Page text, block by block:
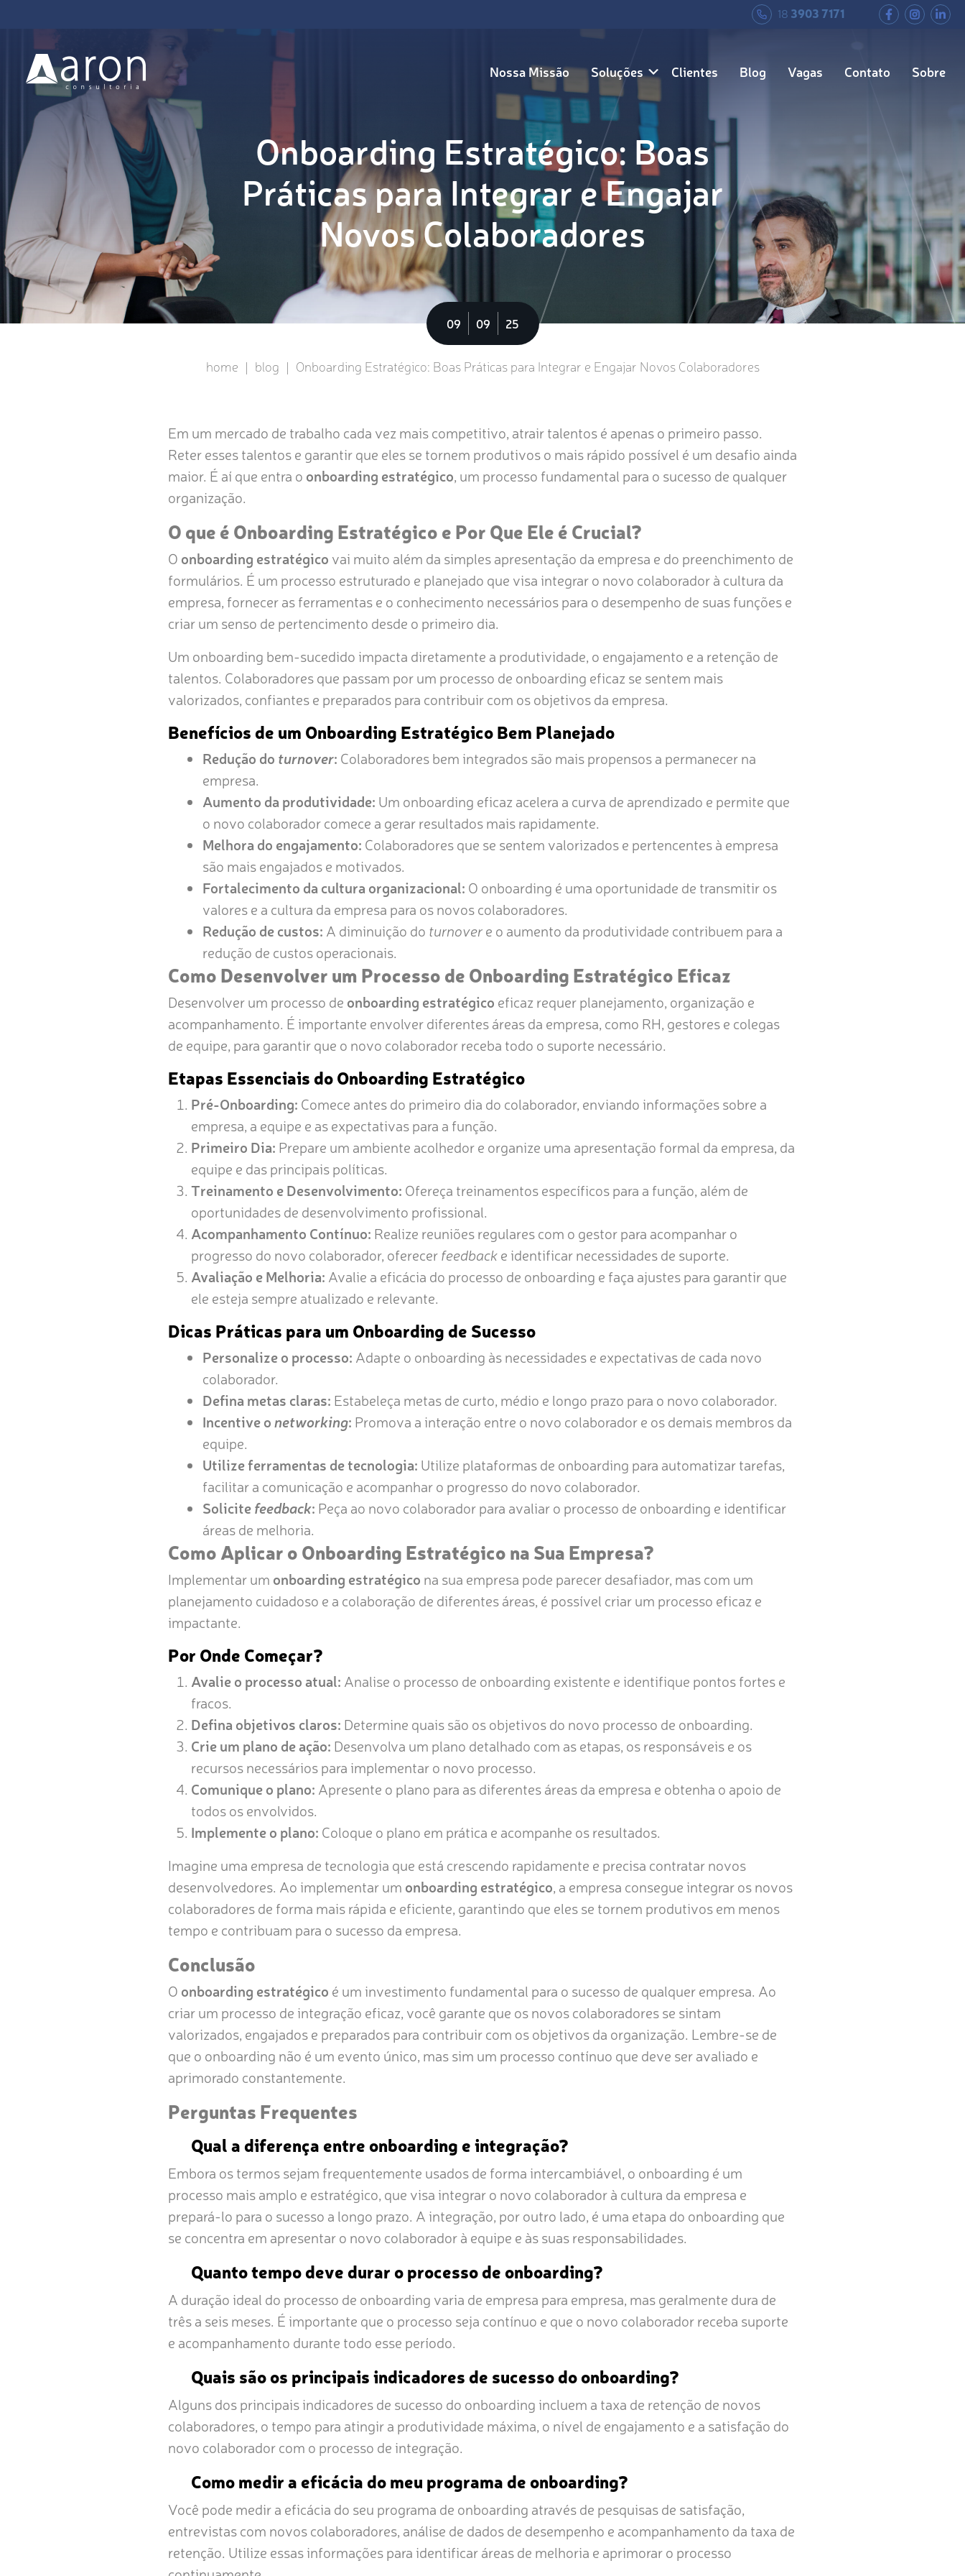
18 3903 7171
Nossa Missão Soluções Clientes Blog Vagas Contato Sobre
Onboarding Estratégico: Boas
Práticas para Integrar e Engajar
Novos Colaboradores
09 09 25
home | blog | Onboarding Estratégico: Boas Práticas para Integrar e Engajar Novos Colaboradores
Em um mercado de trabalho cada vez mais competitivo, atrair talentos é apenas o primeiro passo.
Reter esses talentos e garantir que eles se tornem produtivos o mais rápido possível é um desafio ainda
maior. É aí que entra o onboarding estratégico, um processo fundamental para o sucesso de qualquer
organização.
O que é Onboarding Estratégico e Por Que Ele é Crucial?
O onboarding estratégico vai muito além da simples apresentação da empresa e do preenchimento de
formulários. É um processo estruturado e planejado que visa integrar o novo colaborador à cultura da
empresa, fornecer as ferramentas e o conhecimento necessários para o desempenho de suas funções e
criar um senso de pertencimento desde o primeiro dia.
Um onboarding bem-sucedido impacta diretamente a produtividade, o engajamento e a retenção de
talentos. Colaboradores que passam por um processo de onboarding eficaz se sentem mais
valorizados, confiantes e preparados para contribuir com os objetivos da empresa.
Benefícios de um Onboarding Estratégico Bem Planejado
Redução do turnover: Colaboradores bem integrados são mais propensos a permanecer na
empresa.
Aumento da produtividade: Um onboarding eficaz acelera a curva de aprendizado e permite que
o novo colaborador comece a gerar resultados mais rapidamente.
Melhora do engajamento: Colaboradores que se sentem valorizados e pertencentes à empresa
são mais engajados e motivados.
Fortalecimento da cultura organizacional: O onboarding é uma oportunidade de transmitir os
valores e a cultura da empresa para os novos colaboradores.
Redução de custos: A diminuição do turnovere o aumento da produtividade contribuem para a
redução de custos operacionais.
Como Desenvolver um Processo de Onboarding Estratégico Eficaz
Desenvolver um processo de onboarding estratégico eficaz requer planejamento, organização e
acompanhamento. É importante envolver diferentes áreas da empresa, como RH, gestores e colegas
de equipe, para garantir que o novo colaborador receba todo o suporte necessário.
Etapas Essenciais do Onboarding Estratégico
Pré-Onboarding: Comece antes do primeiro dia do colaborador, enviando informações sobre a
empresa, a equipe e as expectativas para a função.
Primeiro Dia: Prepare um ambiente acolhedor e organize uma apresentação formal da empresa, da
equipe e das principais políticas.
Treinamento e Desenvolvimento: Ofereça treinamentos específicos para a função, além de
oportunidades de desenvolvimento profissional.
Acompanhamento Contínuo: Realize reuniões regulares com o gestor para acompanhar o
progresso do novo colaborador, oferecerfeedbacke identificar necessidades de suporte.
Avaliação e Melhoria: Avalie a eficácia do processo de onboarding e faça ajustes para garantir que
ele esteja sempre atualizado e relevante.
Dicas Práticas para um Onboarding de Sucesso
Personalize o processo: Adapte o onboarding às necessidades e expectativas de cada novo
colaborador.
Defina metas claras: Estabeleça metas de curto, médio e longo prazo para o novo colaborador.
Incentive onetworking: Promova a interação entre o novo colaborador e os demais membros da
equipe.
Utilize ferramentas de tecnologia: Utilize plataformas de onboarding para automatizar tarefas,
facilitar a comunicação e acompanhar o progresso do novo colaborador.
Solicitefeedback: Peça ao novo colaborador para avaliar o processo de onboarding e identificar
áreas de melhoria.
Como Aplicar o Onboarding Estratégico na Sua Empresa?
Implementar um onboarding estratégico na sua empresa pode parecer desafiador, mas com um
planejamento cuidadoso e a colaboração de diferentes áreas, é possível criar um processo eficaz e
impactante.
Por Onde Começar?
Avalie o processo atual: Analise o processo de onboarding existente e identifique pontos fortes e
fracos.
Defina objetivos claros: Determine quais são os objetivos do novo processo de onboarding.
Crie um plano de ação: Desenvolva um plano detalhado com as etapas, os responsáveis e os
recursos necessários para implementar o novo processo.
Comunique o plano: Apresente o plano para as diferentes áreas da empresa e obtenha o apoio de
todos os envolvidos.
Implemente o plano: Coloque o plano em prática e acompanhe os resultados.
Imagine uma empresa de tecnologia que está crescendo rapidamente e precisa contratar novos
desenvolvedores. Ao implementar um onboarding estratégico, a empresa consegue integrar os novos
colaboradores de forma mais rápida e eficiente, garantindo que eles se tornem produtivos em menos
tempo e contribuam para o sucesso da empresa.
Conclusão
O onboarding estratégico é um investimento fundamental para o sucesso de qualquer empresa. Ao
criar um processo de integração eficaz, você garante que os novos colaboradores se sintam
valorizados, engajados e preparados para contribuir com os objetivos da organização. Lembre-se de
que o onboarding não é um evento único, mas sim um processo contínuo que deve ser avaliado e
aprimorado constantemente.
Perguntas Frequentes
Qual a diferença entre onboarding e integração?
Embora os termos sejam frequentemente usados de forma intercambiável, o onboarding é um
processo mais amplo e estratégico, que visa integrar o novo colaborador à cultura da empresa e
prepará-lo para o sucesso a longo prazo. A integração, por outro lado, é uma etapa do onboarding que
se concentra em apresentar o novo colaborador à equipe e às suas responsabilidades.
Quanto tempo deve durar o processo de onboarding?
A duração ideal do processo de onboarding varia de empresa para empresa, mas geralmente dura de
três a seis meses. É importante que o processo seja contínuo e que o novo colaborador receba suporte
e acompanhamento durante todo esse período.
Quais são os principais indicadores de sucesso do onboarding?
Alguns dos principais indicadores de sucesso do onboarding incluem a taxa de retenção de novos
colaboradores, o tempo para atingir a produtividade máxima, o nível de engajamento e a satisfação do
novo colaborador com o processo de integração.
Como medir a eficácia do meu programa de onboarding?
Você pode medir a eficácia do seu programa de onboarding através de pesquisas de satisfação,
entrevistas com novos colaboradores, análise de dados de desempenho e acompanhamento da taxa de
retenção. Utilize essas informações para identificar áreas de melhoria e aprimorar o processo